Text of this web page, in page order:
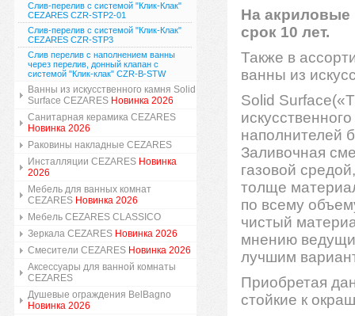
Слив-перелив с системой "Клик-Клак"
CEZARES CZR-STP2-01
Слив-перелив с системой "Клик-Клак"
CEZARES CZR-STP3
Слив перелив с наполнением ванны
через перелив, донный клапан с
системой "Клик-клак" CZR-B-STW
Ванны из искусственного камня Solid
Surface CEZARES Новинка 2026
Санитарная керамика CEZARES
Новинка 2026
Раковины накладные CEZARES
Инсталляции CEZARES Новинка
2026
Мебель для ванных комнат
CEZARES Новинка 2026
Мебель CEZARES CLASSICO
Зеркала CEZARES Новинка 2026
Смесители CEZARES Новинка 2026
Аксессуары для ванной комнаты
CEZARES
Душевые ограждения BelBagno
Новинка 2026
На акриловые
срок 10 лет.
Также в
ванны из
Solid
наполнителей
Заливочная
газовой
толще
по всему
чистый
мнению
лучшим
Приобретая
стойкие к